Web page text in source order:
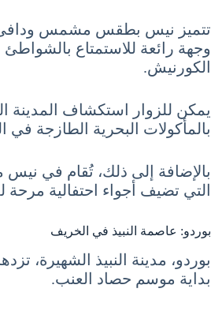
تتميز نيس بطقس مشمس ودافئ
وجهة رائعة للاستمتاع
الكورنيش.
يمكن للزوار استكشاف المدينة
بالمأكولات البحرية الطازجة في
بالإضافة إلى ذلك، تُقام في
التي تضيف أجواء احتفالية مرحة
بوردو: عاصمة النبيذ في الخريف
بوردو، مدينة النبيذ الشهيرة،
بداية موسم حصاد العنب.